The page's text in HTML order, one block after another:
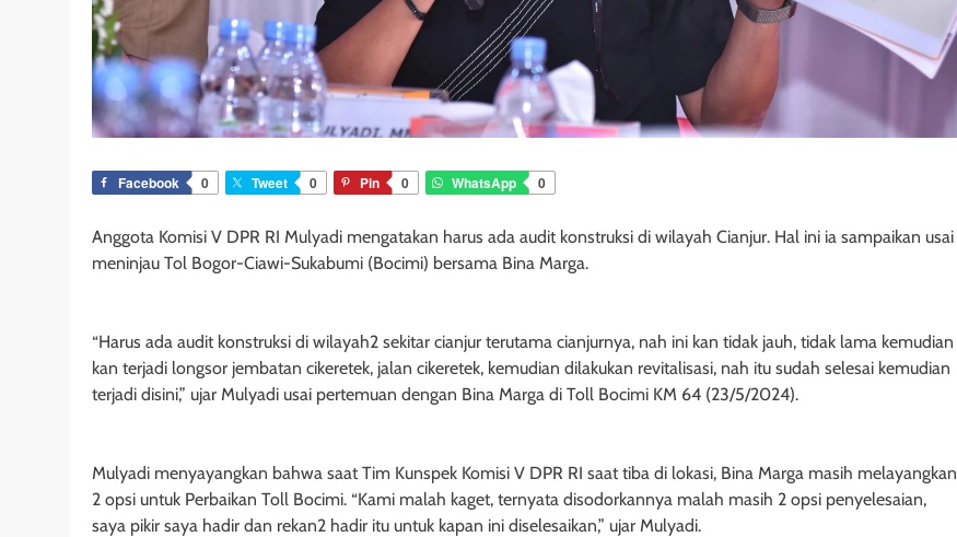
Facebook 0 Tweet 0 Pin 0 WhatsApp 0
Anggota Komisi V DPR RI Mulyadi mengatakan harus ada audit konstruksi di wilayah Cianjur. Hal ini ia sampaikan usai
meninjau Tol Bogor-Ciawi-Sukabumi (Bocimi) bersama Bina Marga.
“Harus ada audit konstruksi di wilayah2 sekitar cianjur terutama cianjurnya, nah ini kan tidak jauh, tidak lama kemudian
kan terjadi longsor jembatan cikeretek, jalan cikeretek, kemudian dilakukan revitalisasi, nah itu sudah selesai kemudian
terjadi disini,” ujar Mulyadi usai pertemuan dengan Bina Marga di Toll Bocimi KM 64 (23/5/2024).
Mulyadi menyayangkan bahwa saat Tim Kunspek Komisi V DPR RI saat tiba di lokasi, Bina Marga masih melayangkan
2 opsi untuk Perbaikan Toll Bocimi. “Kami malah kaget, ternyata disodorkannya malah masih 2 opsi penyelesaian,
saya pikir saya hadir dan rekan2 hadir itu untuk kapan ini diselesaikan,” ujar Mulyadi.